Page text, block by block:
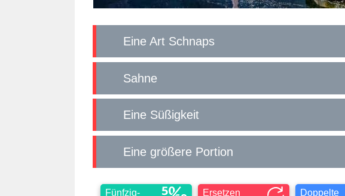
Eine Art Schnaps
Sahne
Eine Süßigkeit
Eine größere Portion
Fünfzig-
Ersetzen
Doppelte